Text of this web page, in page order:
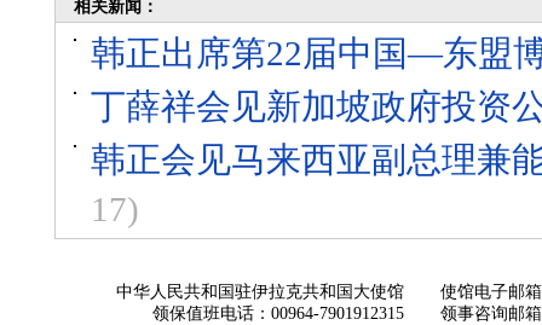
相关新闻：
韩正出席第22届中国—东盟
丁薛祥会见新加坡政府投资
韩正会见马来西亚副总理兼
17)
中华人民共和国驻伊拉克共和国大使馆
领保值班电话：00964-7901912315
使馆电子邮箱
领事咨询邮箱